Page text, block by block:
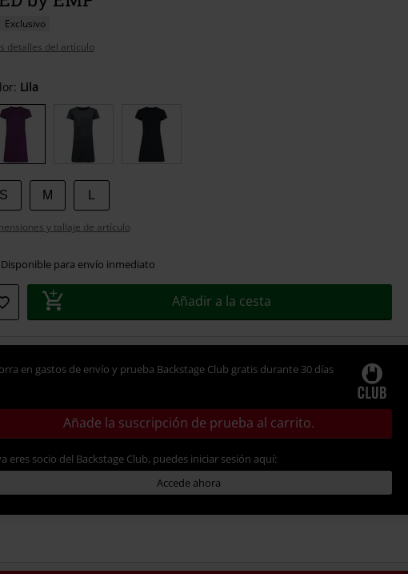
Exclusivo
detalles del artículo
Lila
S M
y tallaje de artículo
Disponible para envío inmediato
Añadir a la cesta
en gastos de envío y prueba Backstage Club gratis durante 30 días
Añade la suscripción de prueba al carrito.
eres socio del Backstage Club, puedes iniciar sesión aquí:
Accede ahora